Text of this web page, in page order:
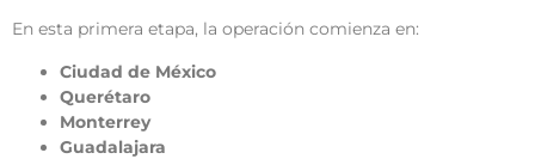
En esta primera etapa, la operación comienza en:
Ciudad de México
Querétaro
Monterrey
Guadalajara